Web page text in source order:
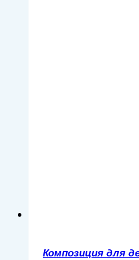
Композиция для